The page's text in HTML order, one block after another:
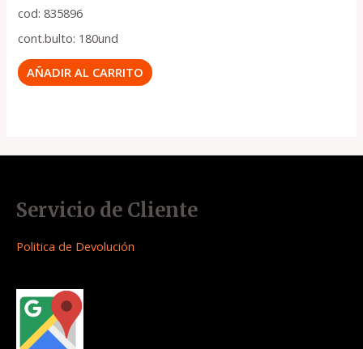
cod: 835896
cont.bulto: 180und
AÑADIR AL CARRITO
Servicio de Cliente
Politica de Devolución